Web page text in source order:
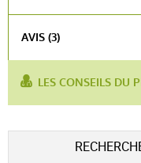
AVIS (3)
Voir l'attestation
Avis soumis à un
LES CONSEILS DU
pour :
soins des